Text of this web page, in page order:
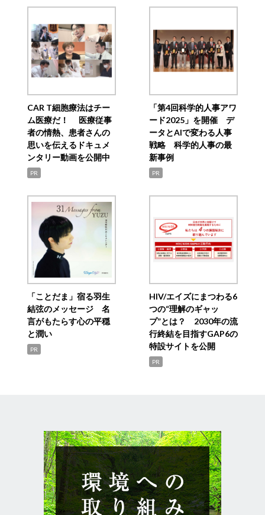
CAR T細胞療法はチー
ム医療だ！ 医療従事
者の情熱、患者さんの
思いを伝えるドキュメ
ンタリー動画を公開中
PR
「第4回科学的人事アワ
ード2025」を開催 デ
ータとAIで変わる人事
戦略 科学的人事の最
新事例
PR
「ことだま」宿る羽生
結弦のメッセージ 名
言がもたらす心の平穏
と潤い
PR
HIV/エイズにまつわる6
つの“理解のギャッ
プ”とは？ 2030年の流
行終結を目指すGAP6の
特設サイトを公開
PR